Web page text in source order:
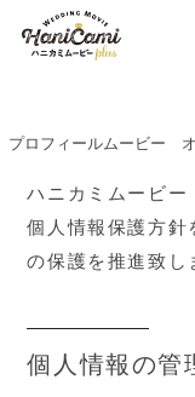
個
Policy
プロフィールムービー
ハニカミムービー
個人情報保護方針
の保護を推進致し
個人情報の管